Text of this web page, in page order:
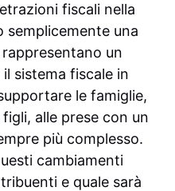
fiscali nella
semplicemente una
un
sistema fiscale in
le famiglie,
alle prese con un
più complesso.
cambiamenti
e quale sarà